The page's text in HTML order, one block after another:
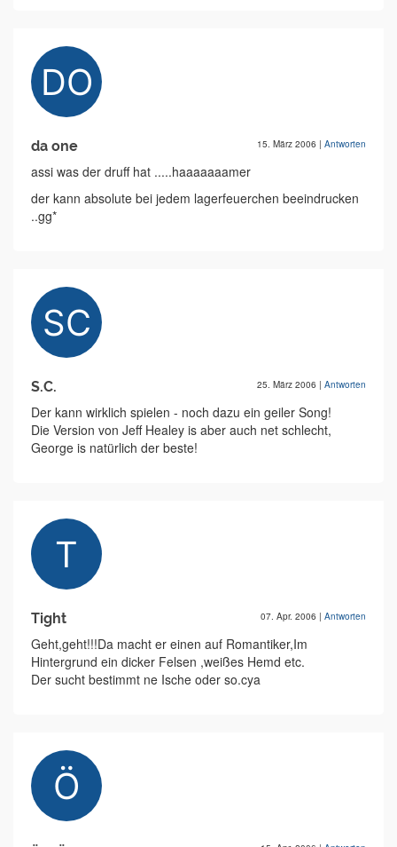
da one 15. März 2006 | Antworten
assi was der druff hat .....haaaaaaamer
der kann absolute bei jedem lagerfeuerchen beeindrucken
..gg*
S.C. 25. März 2006 | Antworten
Der kann wirklich spielen - noch dazu ein geiler Song!
Die Version von Jeff Healey is aber auch net schlecht,
George is natürlich der beste!
Tight 07. Apr. 2006 | Antworten
Geht,geht!!!Da macht er einen auf Romantiker,Im
Hintergrund ein dicker Felsen ,weißes Hemd etc.
Der sucht bestimmt ne Ische oder so.cya